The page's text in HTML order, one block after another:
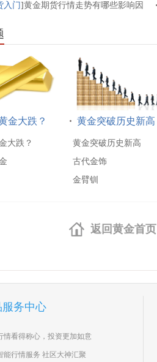
入门]黄金期货行情走势有哪些影响因
金大跌？ 黄金突破历史新高
大跌？ 黄金突破历史新高
古代金饰
金臂钏
返回黄金首页
务中心
情看得称心，投资更加如意
能行情服务 社区大神汇聚